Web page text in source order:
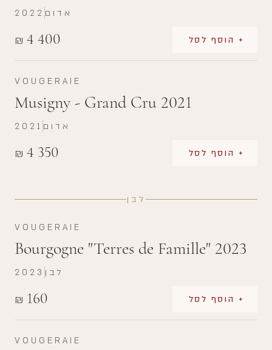
₪ 4 400 + הוסף לסל
2022 אדום
VOUGERAIE
Musigny - Grand Cru 2021
₪ 4 350 + הוסף לסל
2021 אדום
לבן
VOUGERAIE
Bourgogne "Terres de Famille" 2023
₪ 160 + הוסף לסל
2023 לבן
VOUGERAIE